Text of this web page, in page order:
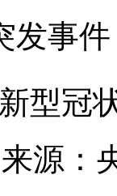
发事件
型冠
来源：